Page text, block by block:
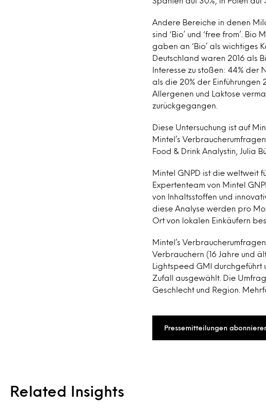
Andere Bereiche in denen
sind ‘Bio’ und ‘free from’.
gaben an ‘Bio’ als wichtiges
Deutschland waren 2016 als
Interesse zu stoßen: 44% der
als die 20% der Einführungen
Allergenen und Laktose
zurückgegangen.
Diese Untersuchung ist auf
Mintel’s
Food & Drink Analystin, Julia
Mintel GNPD ist die weltweit
Expertenteam von Mintel
von Inhaltsstoffen und
diese Analyse werden pro
Ort von lokalen Einkäufern
Mintel’s
Verbrauchern (16 Jahre und
Lightspeed GMI
Zufall ausgewählt. Die
Geschlecht und Region.
Pressemitteilungen
Related Insights